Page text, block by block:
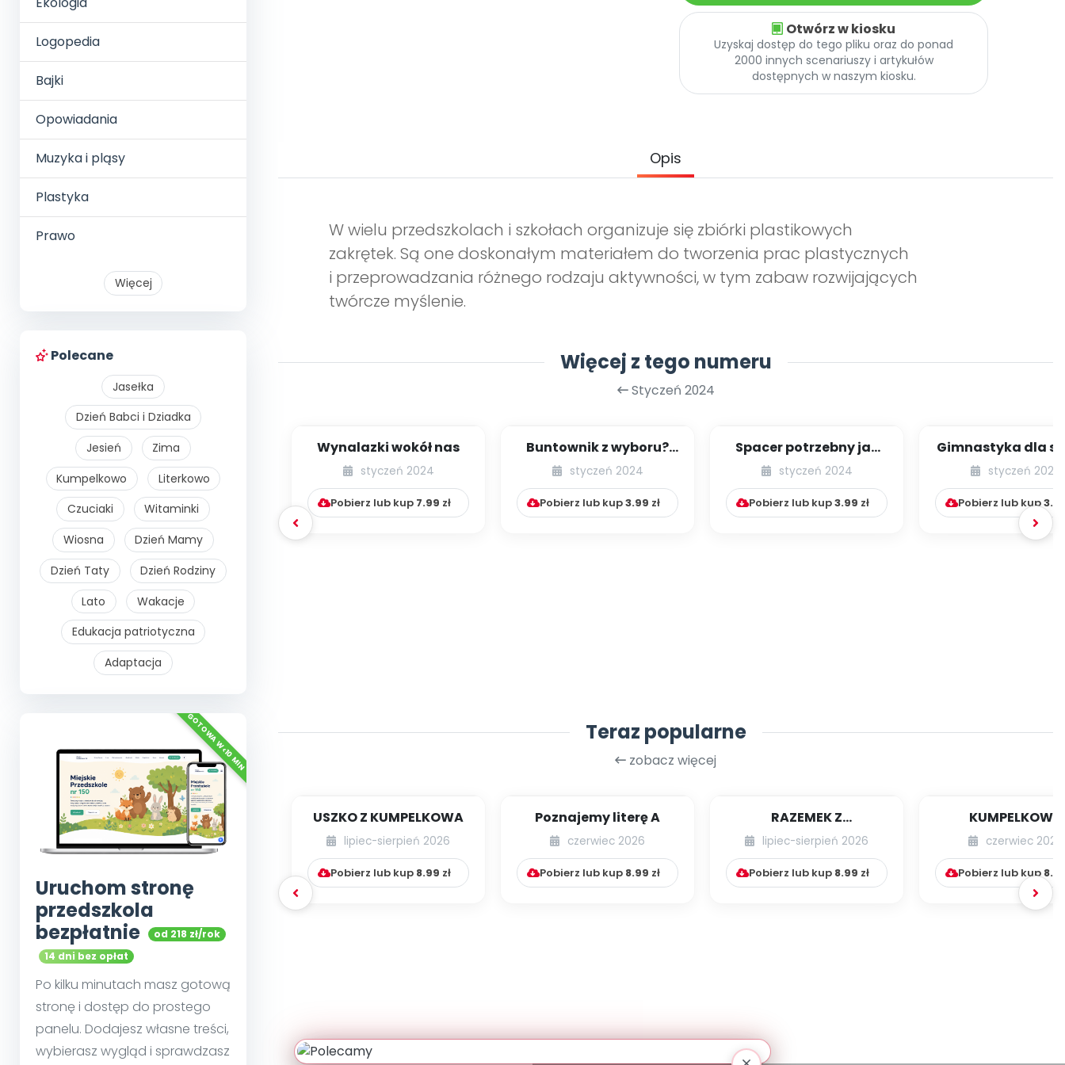
Logopedia
Bajki
Opowiadania
Muzyka i pląsy
Plastyka
Prawo
Więcej
Polecane
Jasełka
Dzień Babci i Dziadka
Jesień
Zima
Kumpelkowo
Literkowo
Czuciaki
Witaminki
Wiosna
Dzień Mamy
Dzień Taty
Dzień Rodziny
Lato
Wakacje
Edukacja patriotyczna
Adaptacja
Uruchom stronę
przedszkola
bezpłatnie
od 218 zł/rok
14 dni bez opłat
Po kilku minutach masz gotową
stronę i dostęp do prostego
panelu. Dodajesz własne treści,
wybierasz wygląd i sprawdzasz
Otwórz w kiosku
Uzyskaj dostęp do tego pliku oraz do ponad
2000 innych scenariuszy i artykułów
dostępnych w naszym kiosku.
Opis
W wielu przedszkolach i szkołach organizuje się zbiórki plastikowych
zakrętek. Są one doskonałym materiałem do tworzenia prac plastycznych
i przeprowadzania różnego rodzaju aktywności, w tym zabaw rozwijających
twórcze myślenie.
Więcej z tego numeru
Styczeń 2024
Wynalazki wokół nas
styczeń 2024
Pobierz lub kup 7.99 zł
Buntownik z wyboru?
Dziecko, które zawsze
jest na nie
styczeń 2024
Pobierz lub kup3.99 zł
Spacer potrzebny jak
powietrze
styczeń 2024
Pobierz lub kup3.99 zł
Gimnastyka dla
[cz. 6]
styczeń 2024
Pobierz lub kup
Teraz popularne
zobacz więcej
USZKO Z KUMPELKOWA
lipiec-sierpień 2026
Pobierz lub kup 8.99 zł
Poznajemy literę A
czerwiec 2026
Pobierz lub kup 8.99 zł
RAZEMEK Z
KUMPELKOWA
lipiec-sierpień 2026
Pobierz lub kup 8.99 zł
KUMPELKOWO
czerwiec 2026
Pobierz lub kup